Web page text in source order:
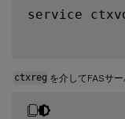
service
ctxreg を介してFASサ